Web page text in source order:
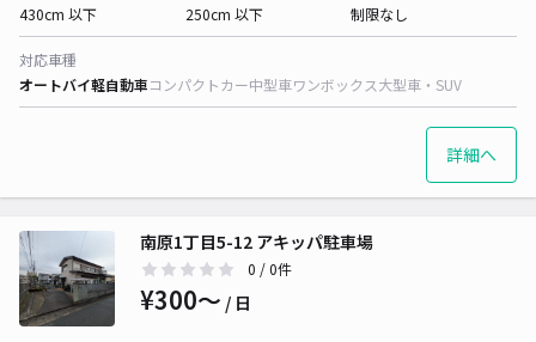
430cm 以下
250cm 以下
制限なし
対応車種
オートバイ軽自動車コンパクトカー中型車ワンボックス大型車・SUV
詳細へ
南原1丁目5-12 アキッパ駐車場
0 / 0件
¥300〜 / 日